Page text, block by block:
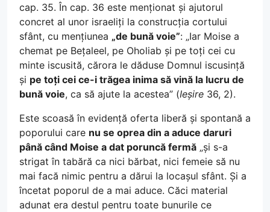
cap. 35. În cap. 36 este menționat și ajutorul
concret al unor israeliți la construcția cortului
sfânt, cu mențiunea „de bună voie”: „Iar Moise a
chemat pe Bețaleel, pe Oholiab și pe toți cei cu
minte iscusită, cărora le dăduse Domnul iscusință
și pe toți cei ce-i trăgea inima să vină la lucru de
bună voie, ca să ajute la acestea” (Ieșire 36, 2).
Este scoasă în evidență oferta liberă și spontană a
poporului care nu se oprea din a aduce daruri
până când Moise a dat poruncă fermă „și s-a
strigat în tabără ca nici bărbat, nici femeie să nu
mai facă nimic pentru a dărui la locașul sfânt. Și a
încetat poporul de a mai aduce. Căci material
adunat era destul pentru toate bunurile ce